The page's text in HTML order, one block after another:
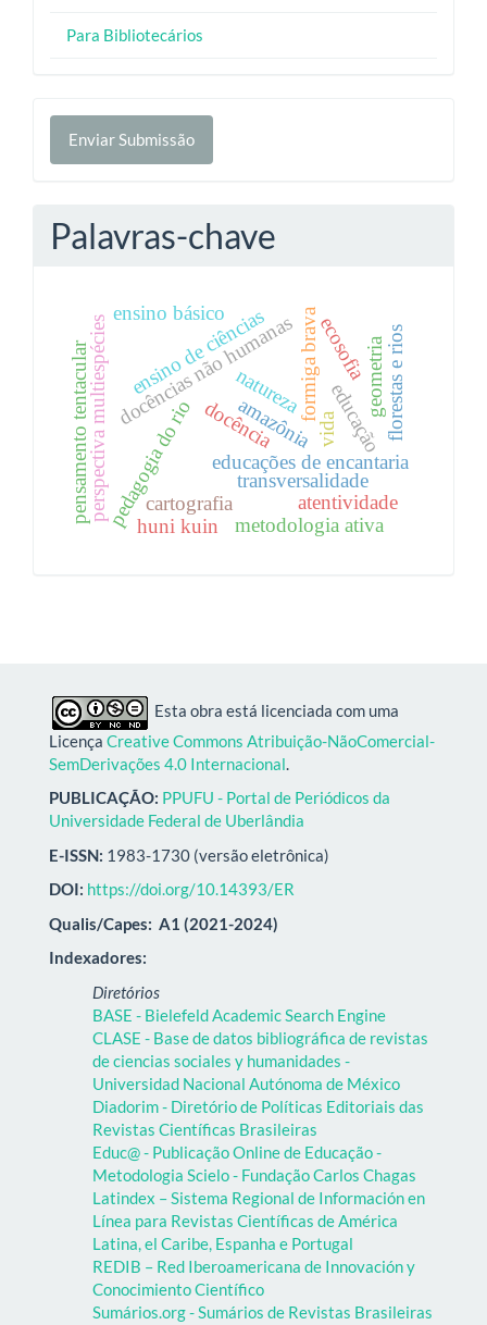
Para Bibliotecários
Enviar
Submissão
Enviar Submissão
Palavras-chave
formiga brava
amazônia
educações de encantaria
docências não humanas educação
perspectiva multiespécies
pensamento tentacular docência vida
ensino de ciências
pedagogia do rio
ecosofia
transversalidade
cartografia
huni kuin
atentividade
natureza
ensino básico
florestas e rios
geometria
metodologia ativa
Esta obra está licenciada com uma
Licença Creative Commons Atribuição-NãoComercial-
SemDerivações 4.0 Internacional.
PUBLICAÇÃO: PPUFU - Portal de Periódicos da
Universidade Federal de Uberlândia
E-ISSN: 1983-1730 (versão eletrônica)
DOI: https://doi.org/10.14393/ER
Qualis/Capes: A1 (2021-2024)
Indexadores:
Diretórios
BASE - Bielefeld Academic Search Engine
CLASE - Base de datos bibliográfica de revistas
de ciencias sociales y humanidades -
Universidad Nacional Autónoma de México
Diadorim - Diretório de Políticas Editoriais das
Revistas Científicas Brasileiras
Educ@ - Publicação Online de Educação -
Metodologia Scielo - Fundação Carlos Chagas
Latindex – Sistema Regional de Información en
Línea para Revistas Científicas de América
Latina, el Caribe, Espanha e Portugal
REDIB – Red Iberoamericana de Innovación y
Conocimiento Científico
Sumários.org - Sumários de Revistas Brasileiras